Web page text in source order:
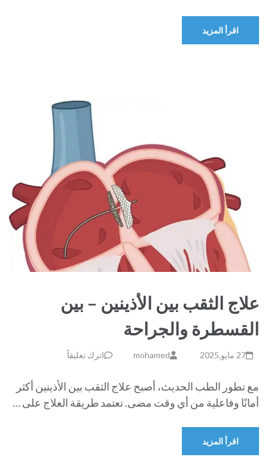
اقرأ المزيد
علاج الثقب بين الأذينين – بين
القسطرة والجراحة
27 مايو,2025 mohamed اترك تعليقاً
مع تطور الطب الحديث، أصبح علاج الثقب بين الأذينين أكثر
أمانًا وفاعلية من أي وقت مضى. تعتمد طريقة العلاج على …
اقرأ المزيد